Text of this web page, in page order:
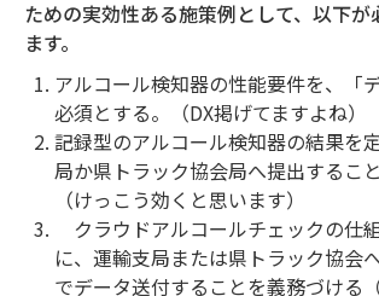
ための実効性ある施策例として、以下が
ます。
アルコール検知器の性能要件を、「
必須とする。（DX掲げてますよね）
記録型のアルコール検知器の結果を
局か県トラック協会局へ提出するこ
（けっこう効くと思います）
クラウドアルコールチェックの仕
に、運輸支局または県トラック協会
でデータ送付することを義務づける